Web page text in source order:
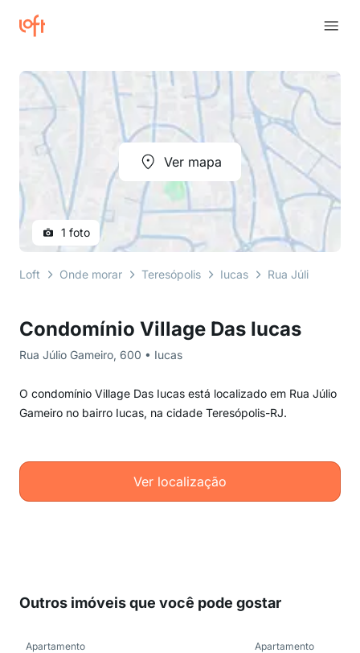
Condomínio Village Das Iucas
Rua Júlio Gameiro, 600 • Iucas
O condomínio Village Das Iucas está localizado em Rua Júlio
Gameiro no bairro Iucas, na cidade Teresópolis-RJ.
Ver localização
Ver mapa
1 foto
Loft Onde morar Teresópolis Iucas Rua Júlio
Outros imóveis que você pode gostar
Apartamento Apartamento